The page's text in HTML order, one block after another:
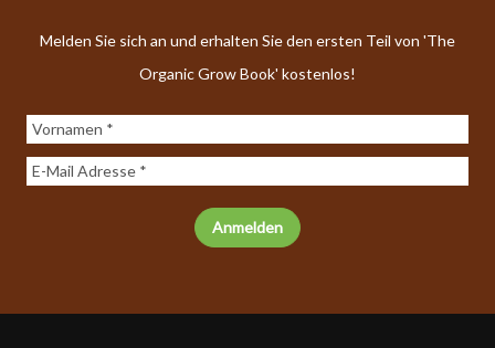
Melden Sie sich an und erhalten Sie den ersten Teil von 'The
Organic Grow Book' kostenlos!